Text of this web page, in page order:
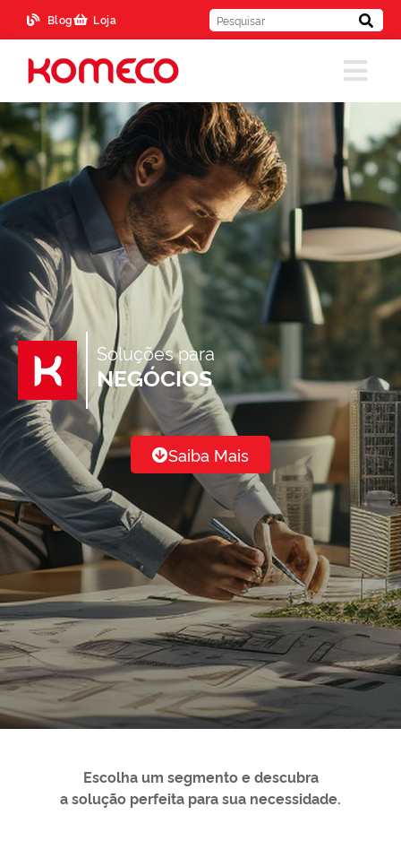
Blog Loja
Soluções para
NEGÓCIOS
Saiba Mais
Escolha um segmento e descubra
a solução perfeita para sua necessidade.